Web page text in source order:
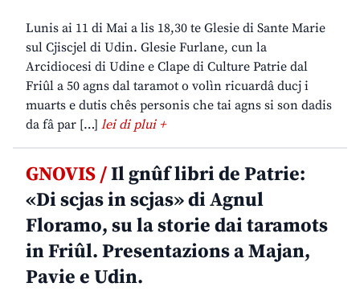
Lunis ai 11 di Mai a lis 18,30 te Glesie di Sante Marie
sul Cjiscjel di Udin. Glesie Furlane, cun la
Arcidiocesi di Udine e Clape di Culture Patrie dal
Friûl a 50 agns dal taramot o volìn ricuardâ ducj i
muarts e dutis chês personis che tai agns si son dadis
da fâ par […] lei di plui +
GNOVIS /Il gnûf libri de Patrie:
«Di scjas in scjas» di Agnul
Floramo, su la storie dai taramots
in Friûl. Presentazions a Majan,
Pavie e Udin.